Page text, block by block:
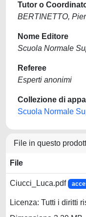
Tutor o
BERTINETTO,
Nome Editore
Scuola Normale
Referee
Esperti anonimi
Collezione di
Scuola Normale
File in questo
File
Ciucci_Luca.pdf
Licenza: Tutti i diritti